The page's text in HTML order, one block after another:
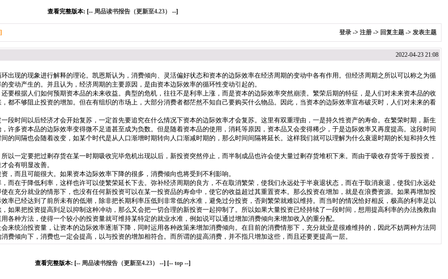
查看完整版本: [-- 周品读书报告（更新至4.23） --]
登录-> 注册-> 回复主题-> 发表主题
2022-04-23 21:08
出现的现象进行解释的理论。凯恩斯认为，消费倾向、灵活偏好状态和资本的边际效率在经济周期的变动中各有作用。但经济周期之所以可以称之为循
动产生的。并且认为，经济周期的主要原因，是由资本边际效率的循环性变动引起的。
要根据人们如何预期资本品的未来收益。典型的危机，往往不是利率上涨，而是资本的边际效率突然崩溃。繁荣后期的特征，是人们对未来资本品的收
都不够阻止投资的增加。但在有组织的市场上，大部分消费者都茫然不知自己要购买什么物品。因此，当资本的边际效率宣布破灭时，人们对未来的看
段时间以后经济才会开始复苏，一定首先要追究在什么情况下资本的边际效率才会复苏。这里有双重理由，一是持久性资产的寿命。在繁荣时期，新生
许多资本品的边际效率变得微不足道甚至成为负数。但是随着资本品的使用，消耗等原因，资本品又会变得稀少，于是边际效率又再度提高。这段时间
的间隔也会随着改变，如某个时代是从人口渐增时期转向人口渐减时期的，那么时间间隔将延长。这样我们就可以理解为什么衰退时期的长短和持久性
以一定要把过剩存货在某一时期吸收完毕危机出现以后，新投资突然停止，而半制成品也许会使大量过剩存货堆积下来。而由于吸收存货等于股投资，
会有明显改善。
，而且可能很大。如果资本边际效率下降的很多，消费倾向也将受到不利影响。
而在于降低利率，这样也许可以使繁荣延长下去。弥补经济周期的良方，不在取消繁荣，使我们永远处于半衰退状态，而在于取消衰退，使我们永远处
在充分就业的情形下，也没有任何新投资可以在某一投资品的寿命中，使它的收益超过其重置资本。那么投资在增加，就是在浪费资源。如果再增加投
率已经达到了前所未有的低潮，除非把长期利率压低到非常低的水准，避免过分投资，否则繁荣就难以维持。而当时的情况恰好相反，极高的利率足以
如果把投资提高到足以抑制这种冲动，那么又会把一切合理的新投资一起抑制了。所以如果大量投资已经持续了一段时间，想用提高利率的办法挽救由
各种方法，使得一个较小的投资量就可维持某特定的就业水准，例如说可以通过增加消费倾向来增加收入的重分配。
来统治投资量，让资本的边际效率逐渐下降，同时运用各种政策来增加消费倾向。在目前的消费情形下，充分就业是很难维持的，因此不妨两种方法同
费倾向下，消费也一定会提高，以与投资的增加相符合。而所谓的提高消费，并不指只增加这些，而且还要更提高一层。
查看完整版本: [-- 周品读书报告（更新至4.23） --] [-- top --]